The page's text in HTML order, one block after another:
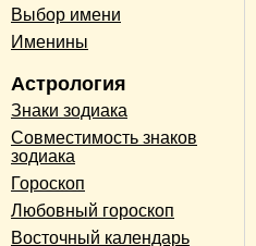
Выбор имени
Именины
Астрология
Знаки зодиака
Совместимость знаков
зодиака
Гороскоп
Любовный гороскоп
Восточный календарь